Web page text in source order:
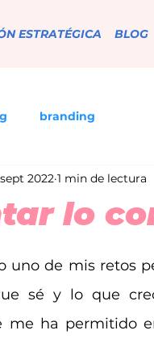
ESTRATÉGICA BLOG
branding
lo
2022 1 min de lectura
uno de mis retos
sé y lo que
me ha permitido